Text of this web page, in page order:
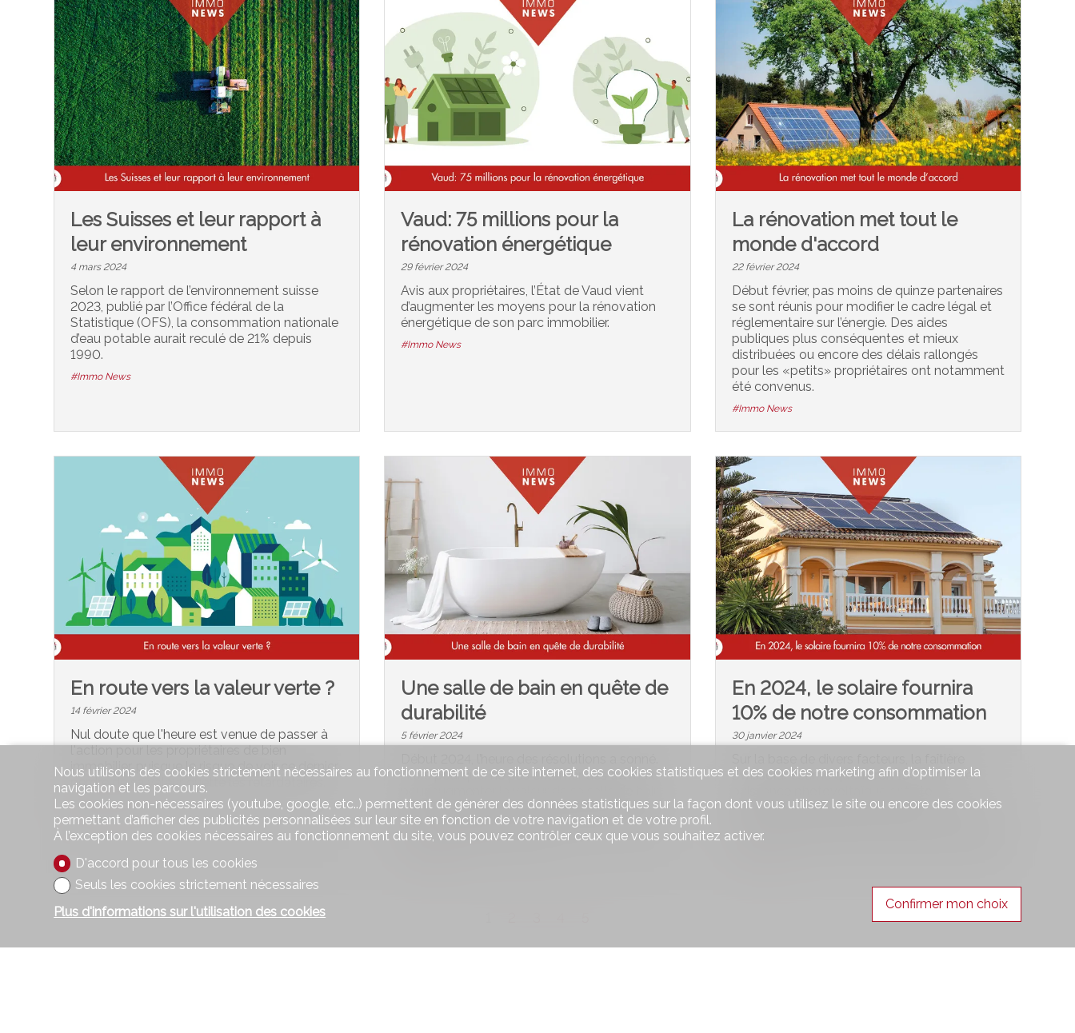
Les Suisses et leur rapport à
leur environnement
4 mars 2024
Selon le rapport de l’environnement suisse
2023, publié par l’Office fédéral de la
Statistique (OFS), la consommation nationale
d’eau potable aurait reculé de 21% depuis
1990.
#Immo News
Vaud: 75 millions pour la
rénovation énergétique
29 février 2024
Avis aux propriétaires, l’État de Vaud vient
d’augmenter les moyens pour la rénovation
énergétique de son parc immobilier.
#Immo News
La rénovation met tout le
monde d'accord
22 février 2024
Début février, pas moins de quinze partenaires
se sont réunis pour modifier le cadre légal et
réglementaire sur l’énergie. Des aides
publiques plus conséquentes et mieux
distribuées ou encore des délais rallongés
pour les «petits» propriétaires ont notamment
été convenus.
#Immo News
En route vers la valeur verte ?
14 février 2024
Nul doute que l'heure est venue de passer à
immobilier, puisque le risque de voir ce dernier
perdre de sa valeur guette les retardataires.
#Immo News
Une salle de bain en quête de
durabilité
5 février 2024
Alors pourquoi ne pas entamer des travaux
la rendre tendance et plus agréable tout en
ayant bonne conscience? Avant de se lancer,
les 5 questions à se poser.
En 2024, le solaire fournira
10% de notre consommation
30 janvier 2024
Swissolar estime qu’environ 1500 MW de
nouvellement installés en 2023. Cela
près de 40% par rapport à l’année précédente.
Nous utilisons des cookies strictement nécessaires au fonctionnement de ce site internet, des cookies statistiques et des cookies marketing afin d'optimiser la
navigation et les parcours.
Les cookies non-nécessaires (youtube, google, etc..) permettent de générer des données statistiques sur la façon dont vous utilisez le site ou encore des cookies
permettant d’afficher des publicités personnalisées sur leur site en fonction de votre navigation et de votre profil.
À l’exception des cookies nécessaires au fonctionnement du site, vous pouvez contrôler ceux que vous souhaitez activer.
D'accord pour tous les cookies
Seuls les cookies strictement nécessaires
Plus d'informations sur l'utilisation des cookies
Confirmer mon choix